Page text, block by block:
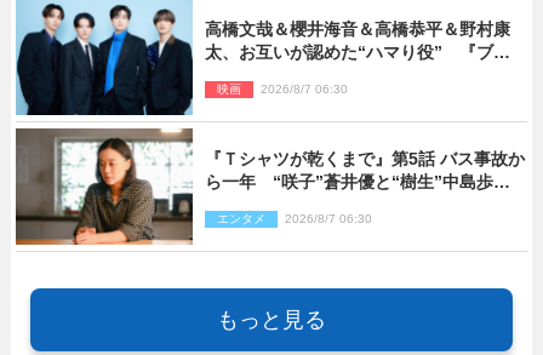
高橋文哉＆櫻井海音＆高橋恭平＆野村康
太、お互いが認めた“ハマり役” 『ブル
映画 2026/8/7 06:30
『Ｔシャツが乾くまで』第5話 バス事故か
ら一年 “咲子”蒼井優と“樹生”中島歩は
エンタメ 2026/8/7 06:30
もっと見る